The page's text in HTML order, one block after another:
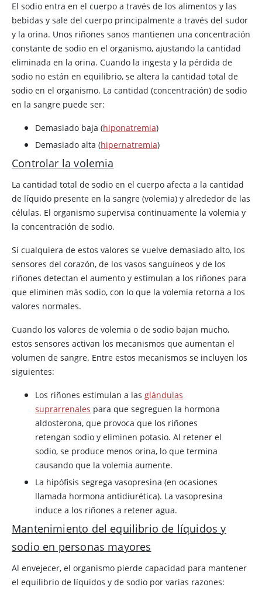
El sodio entra en el cuerpo a través de los alimentos y las
bebidas y sale del cuerpo principalmente a través del sudor
y la orina. Unos riñones sanos mantienen una concentración
constante de sodio en el organismo, ajustando la cantidad
eliminada en la orina. Cuando la ingesta y la pérdida de
sodio no están en equilibrio, se altera la cantidad total de
sodio en el organismo. La cantidad (concentración) de sodio
en la sangre puede ser:
Demasiado baja (hiponatremia)
Demasiado alta (hipernatremia)
Controlar la volemia
La cantidad total de sodio en el cuerpo afecta a la cantidad
de líquido presente en la sangre (volemia) y alrededor de las
células. El organismo supervisa continuamente la volemia y
la concentración de sodio.
Si cualquiera de estos valores se vuelve demasiado alto, los
sensores del corazón, de los vasos sanguíneos y de los
riñones detectan el aumento y estimulan a los riñones para
que eliminen más sodio, con lo que la volemia retorna a los
valores normales.
Cuando los valores de volemia o de sodio bajan mucho,
estos sensores activan los mecanismos que aumentan el
volumen de sangre. Entre estos mecanismos se incluyen los
siguientes:
Los riñones estimulan a las glándulas
suprarrenales para que segreguen la hormona
aldosterona, que provoca que los riñones
retengan sodio y eliminen potasio. Al retener el
sodio, se produce menos orina, lo que termina
causando que la volemia aumente.
La hipófisis segrega vasopresina (en ocasiones
llamada hormona antidiurética). La vasopresina
induce a los riñones a retener agua.
Mantenimiento del equilibrio de líquidos y
sodio en personas mayores
Al envejecer, el organismo pierde capacidad para mantener
el equilibrio de líquidos y de sodio por varias razones: